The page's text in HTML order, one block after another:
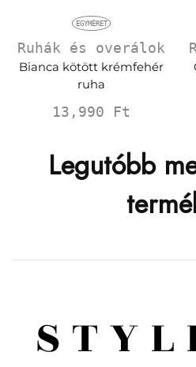
EGYMÉRET
Ruhák és overálok
Bianca kötött krémfehér
ruha
13,990 Ft
Legutóbb